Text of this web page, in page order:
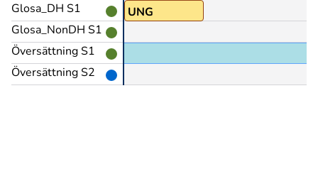
Glosa_DH S1
Glosa_NonDH S1
Översättning S1
Översättning S2
UNG